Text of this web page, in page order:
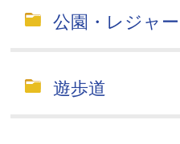
公園・レジャー
遊歩道